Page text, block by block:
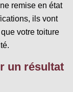
remise en état
ils vont
votre toiture
un résultat